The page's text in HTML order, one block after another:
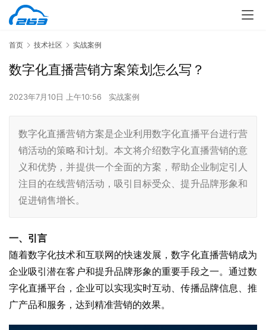
首页 技术社区 实战案例
数字化直播营销方案策划怎么写？
2023年7月10日 上午10:56 实战案例
数字化直播营销方案是企业利用数字化直播平台进行营
销活动的策略和计划。本文将介绍数字化直播营销的意
义和优势，并提供一个全面的方案，帮助企业制定引人
注目的在线营销活动，吸引目标受众、提升品牌形象和
促进销售增长。
一、引言
随着数字化技术和互联网的快速发展，数字化直播营销成为
企业吸引潜在客户和提升品牌形象的重要手段之一。通过数
字化直播平台，企业可以实现实时互动、传播品牌信息、推
广产品和服务，达到精准营销的效果。